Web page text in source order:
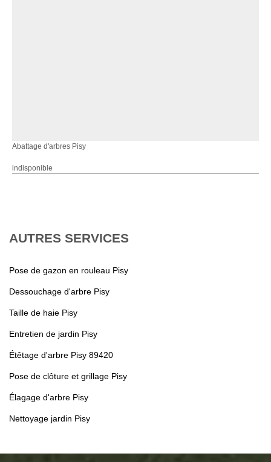
Abattage d'arbres Pisy
indisponible
AUTRES SERVICES
Pose de gazon en rouleau Pisy
Dessouchage d'arbre Pisy
Taille de haie Pisy
Entretien de jardin Pisy
Étêtage d'arbre Pisy 89420
Pose de clôture et grillage Pisy
Élagage d'arbre Pisy
Nettoyage jardin Pisy